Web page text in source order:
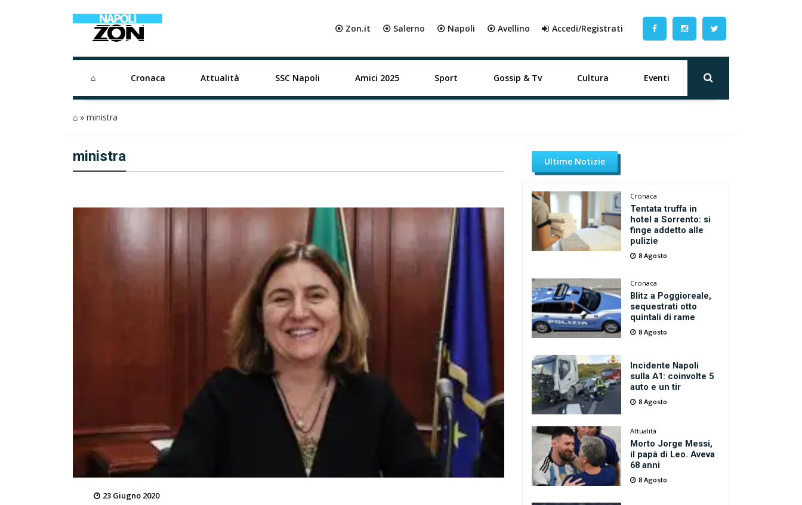
⦿ Zon.it ⦿ Salerno ⦿ Napoli ⦿ Avellino Accedi/Registrati
⌂ Cronaca Attualità SSC Napoli Amici 2025 Sport Gossip & Tv Cultura Eventi
⌂ » ministra
ministra
23 Giugno 2020
Ultime Notizie
Cronaca
Tentata truffa in
hotel a Sorrento: si
finge addetto alle
pulizie
8 Agosto
Cronaca
Blitz a Poggioreale,
sequestrati otto
quintali di rame
8 Agosto
Incidente Napoli
sulla A1: coinvolte 5
auto e un tir
8 Agosto
Attualità
Morto Jorge Messi,
il papà di Leo. Aveva
68 anni
8 Agosto